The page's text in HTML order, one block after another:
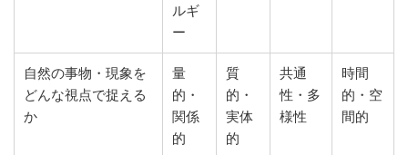
ルギ
ー
自然の事物・現象を
どんな視点で捉える
か
量
的・
関係
的
質
的・
実体
的
共通
性・多
様性
時間
的・空
間的